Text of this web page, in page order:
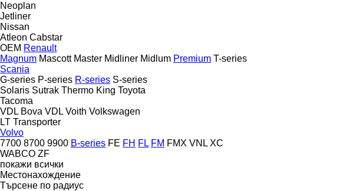
Neoplan
Jetliner
Nissan
Atleon Cabstar
OEM Renault
Magnum Mascott Master Midliner Midlum Premium T-series
Scania
G-series P-series R-series S-series
Solaris Sutrak Thermo King Toyota
Tacoma
VDL Bova VDL Voith Volkswagen
LT Transporter
Volvo
7700 8700 9900 B-series FE FH FL FM FMX VNL XC
WABCO ZF
покажи всички
Местонахождение
Търсене по радиус